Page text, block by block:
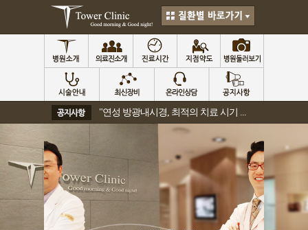
"연성 방광내시경, 최적의 치료 시기 ...